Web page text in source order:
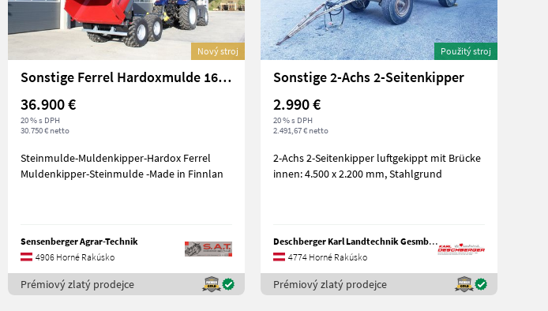
Nový stroj
Sonstige Ferrel Hardoxmulde 165 DH-Neu
36.900 €
20 % s DPH
30.750 € netto
Steinmulde-Muldenkipper-Hardox Ferrel
Muldenkipper-Steinmulde -Made in Finnlan
Sensenberger Agrar-Technik
4906 Horné Rakúsko
Prémiový zlatý prodejce
Použitý stroj
Sonstige 2-Achs 2-Seitenkipper
2.990 €
20 % s DPH
2.491,67 € netto
2-Achs 2-Seitenkipper luftgekippt mit Brücke
innen: 4.500 x 2.200 mm, Stahlgrund
Deschberger Karl Landtechnik GesmbH & Co KG
4774 Horné Rakúsko
Prémiový zlatý prodejce